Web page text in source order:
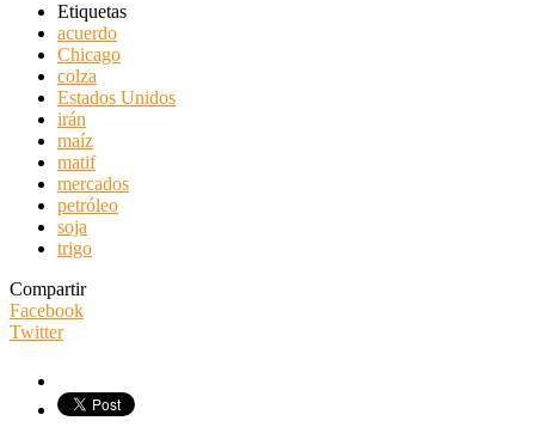
Etiquetas
acuerdo
Chicago
colza
Estados Unidos
irán
maíz
matif
mercados
petróleo
soja
trigo
Compartir
Facebook
Twitter